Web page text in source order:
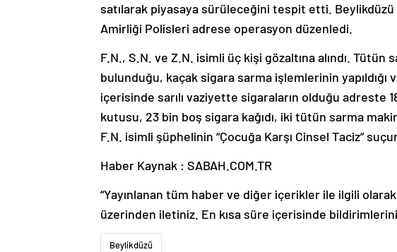
satılarak piyasaya sürüleceğini tespit etti.
Amirliği Polisleri adrese operasyon düzenledi.
F.N., S.N. ve Z.N. isimli üç kişi gözaltına alındı. Tütün
bulunduğu, kaçak sigara sarma işlemlerinin
içerisinde sarılı vaziyette sigaraların olduğu adreste
kutusu, 23 bin boş sigara kağıdı, iki tütün sarma
F.N. isimli şüphelinin “Çocuğa Karşı Cinsel Taciz”
Haber Kaynak : SABAH.COM.TR
“Yayınlanan tüm haber ve diğer içerikler ile ilgili
üzerinden iletiniz. En kısa süre içerisinde
Beylikdüzü